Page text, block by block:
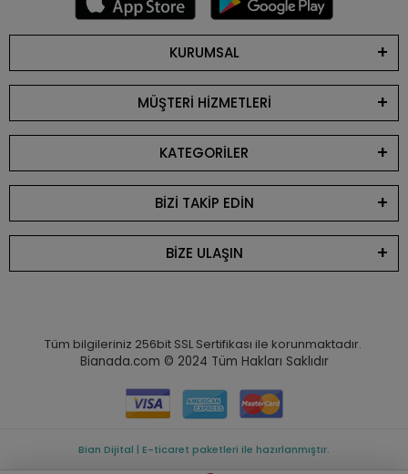
KURUMSAL
MÜŞTERİ HİZMETLERİ
KATEGORİLER
BİZİ TAKİP EDİN
BİZE ULAŞIN
Tüm bilgileriniz 256bit SSL Sertifikası ile korunmaktadır.
Bianada.com © 2024 Tüm Hakları Saklıdır
Bian Dijital | E-ticaret paketleri ile hazırlanmıştır.